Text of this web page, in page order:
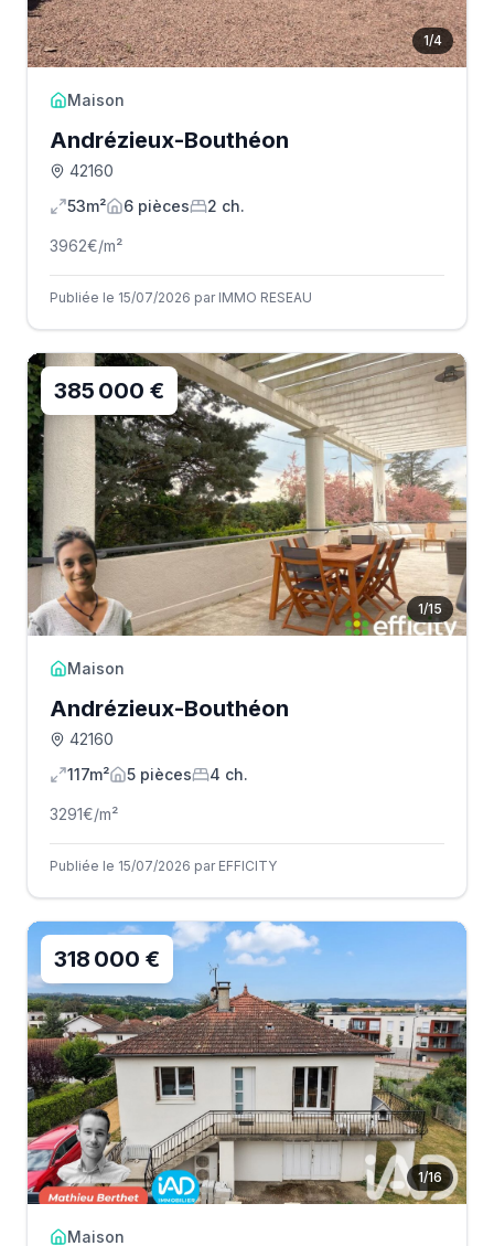
1/4
Maison
Andrézieux-Bouthéon
42160
53m²
6 pièces 2 ch.
3962€/m²
Publiée le 15/07/2026 par IMMO RESEAU
1/15
385 000 €
Maison
Andrézieux-Bouthéon
42160
117m²
5 pièces 4 ch.
3291€/m²
Publiée le 15/07/2026 par EFFICITY
1/16
318 000 €
Maison